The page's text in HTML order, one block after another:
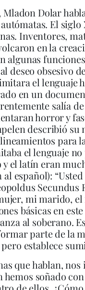
Dolar
El siglo
Inventores,
en la
algunas
deseo obsesivo
el lenguaje
en un
salía
horror y
describió su
para
el lenguaje
el latín eran
español):
Secundus
mi marido, el
básicas en
al soberano.
parte de la
establece
que hablan,
soñado